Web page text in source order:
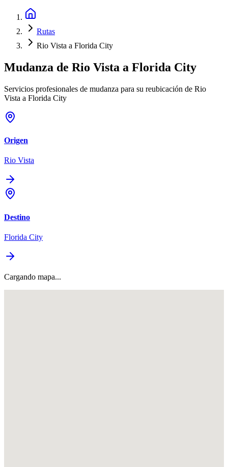
Rutas
Rio Vista a Florida City
Mudanza de Rio Vista a Florida City
Servicios profesionales de mudanza para su reubicación de Rio
Vista a Florida City
Origen
Rio Vista
Destino
Florida City
Cargando mapa...